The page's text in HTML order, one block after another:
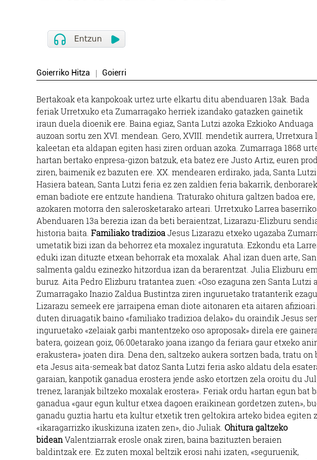
Goierriko Hitza Goierri
Bertakoak eta kanpokoak urtez urte elkartu ditu abenduaren 13ak. Bada
feriak Urretxuko eta Zumarragako herriek izandako gatazken gainetik
iraun duela dioenik ere. Baina egiaz, Santa Lutzi azoka Ezkioko Anduaga
auzoan sortu zen XVI. mendean. Gero, XVIII. mendetik aurrera,
kaleetan eta aldapan egiten hasi ziren orduan azoka. Zumarraga 1868
hartan bertako enpresa-gizon batzuk, eta batez ere Justo Artiz, euren
ziren, baimenik ez bazuten ere. XX. mendearen erdirako, jada, Santa
Hasiera batean, Santa Lutzi feria ez zen zaldien feria bakarrik,
eman badiote ere entzute handiena. Traturako ohitura galtzen badoa
azokaren motorra den salerosketarako arteari. Urretxuko Larrea
Abenduaren 13a berezia izan da beti beraientzat, Lizarazu-Elizburu
historia baita. Familiako tradizioaJesus Lizarazu etxeko ugazaba
umetatik bizi izan da behorrez eta moxalez inguratuta. Ezkondu eta
eduki izan dituzte etxean behorrak eta moxalak. Ahal izan duen arte,
salmenta galdu ezinezko hitzordua izan da berarentzat. Julia Elizburu
buruz. Aita Pedro Elizburu tratantea zuen: «Oso ezaguna zen Santa Lutzi
Zumarragako Inazio Zaldua Bustintza ziren inguruetako tratanterik
Lizarazu semeek ere jarraipena eman diote aitonaren eta aitaren
duten diruagatik baino «familiako tradizioa delako» du oraindik Jesus
inguruetako «zelaiak garbi mantentzeko oso aproposak» direla ere
batera, goizean goiz, 06:00etarako joana izango da feriara gaur etxeko
erakustera» joaten dira. Dena den, saltzeko aukera sortzen bada, tratu
eta Jesus aita-semeak bat datoz Santa Lutzi feria asko aldatu dela
garaian, kanpotik ganadua erostera jende asko etortzen zela oroitu du
trenez, laranjak biltzeko moxalak erostera». Feriak ordu hartan egun bat
ganadua «gaur egun kultur etxea dagoen eraikinean gordetzen zuten»,
ganadu guztia hartu eta kultur etxetik tren geltokira arteko bidea egiten
«ikaragarrizko ikuskizuna izaten zen», dio Juliak. Ohitura galtzeko
bideanValentziarrak erosle onak ziren, baina bazituzten beraien
baldintzak ere. Ez zuten moxal beltzik erosi nahi izaten, «seguruenik,